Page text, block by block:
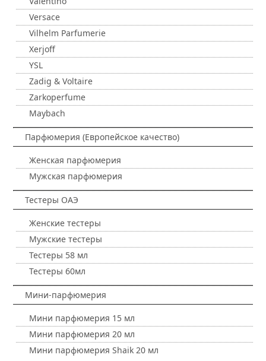
Versace
Vilhelm Parfumerie
Xerjoff
YSL
Zadig & Voltaire
Zarkoperfume
Maybach
Парфюмерия (Европейское качество)
Женская парфюмерия
Мужская парфюмерия
Тестеры ОАЭ
Женские тестеры
Мужские тестеры
Тестеры 58 мл
Тестеры 60мл
Мини-парфюмерия
Мини парфюмерия 15 мл
Мини парфюмерия 20 мл
Мини парфюмерия Shaik 20 мл